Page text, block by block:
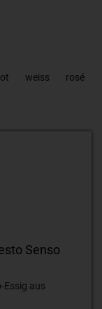
weiss
rosé
Senso
Essig aus